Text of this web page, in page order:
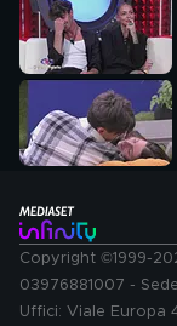
Copyright ©1999-
03976881007 -
Uffici: Viale Europa